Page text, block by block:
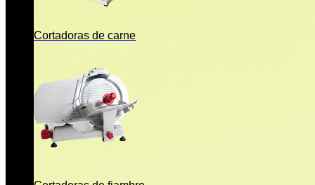
Cortadoras de carne